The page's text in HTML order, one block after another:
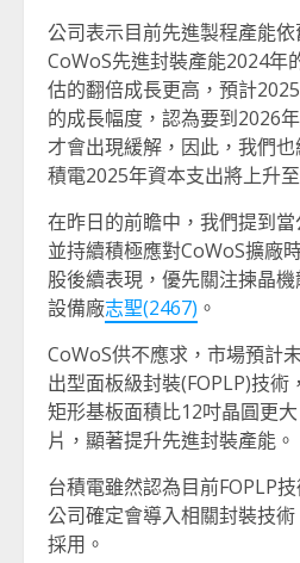
公司表示目前先進製程產能
CoWoS先進封裝產能2024年
估的翻倍成長更高，預計
的成長幅度，認為要到2026
才會出現緩解，因此，我們
積電2025年資本支出將上升
在昨日的前瞻中，我們提到
並持續積極應對CoWoS擴廠
股後續表現，優先關注揀晶
設備廠志聖(2467) 。
CoWoS供不應求，市場預計
出型面板級封裝(FOPLP)技術
矩形基板面積比12吋晶圓更
片，顯著提升先進封裝產能。
台積電雖然認為目前FOPLP
公司確定會導入相關封裝技
採用。